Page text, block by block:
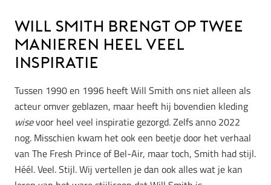
Will Smith brengt op twee
manieren heel veel
inspiratie
Tussen 1990 en 1996 heeft Will Smith ons niet alleen als
acteur omver geblazen, maar heeft hij bovendien kleding
wisevoor heel veel inspiratie gezorgd. Zelfs anno 2022
nog. Misschien kwam het ook een beetje door het verhaal
van The Fresh Prince of Bel-Air, maar toch, Smith had stijl.
Héél. Veel. Stijl. Wij vertellen je dan ook alles wat je kan